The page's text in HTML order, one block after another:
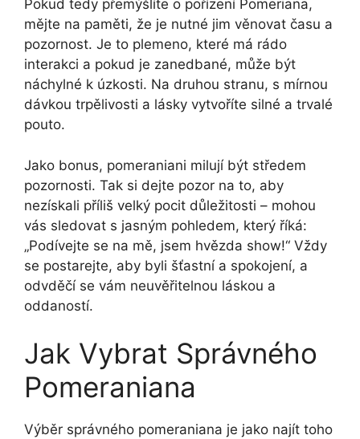
Pokud tedy přemýšlíte o pořízení Pomeriana,
mějte na paměti, že je nutné jim věnovat času a
pozornost. Je to plemeno, které má rádo
interakci a pokud je zanedbané, může být
náchylné k úzkosti. Na druhou stranu, s mírnou
dávkou trpělivosti a lásky vytvoříte silné a trvalé
pouto.
Jako bonus, pomeraniani milují být středem
pozornosti. Tak si dejte pozor na to, aby
nezískali příliš velký pocit důležitosti – mohou
vás sledovat s jasným pohledem, který říká:
„Podívejte se na mě, jsem hvězda show!“ Vždy
se postarejte, aby byli šťastní a spokojení, a
odvděčí se vám neuvěřitelnou láskou a
oddaností.
Jak Vybrat Správného
Pomeraniana
Výběr správného pomeraniana je jako najít toho